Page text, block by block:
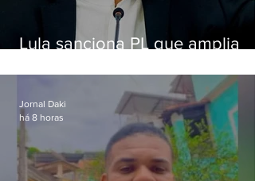
Lula sanciona PL que amplia
crianças
Jornal Daki
há 8 horas